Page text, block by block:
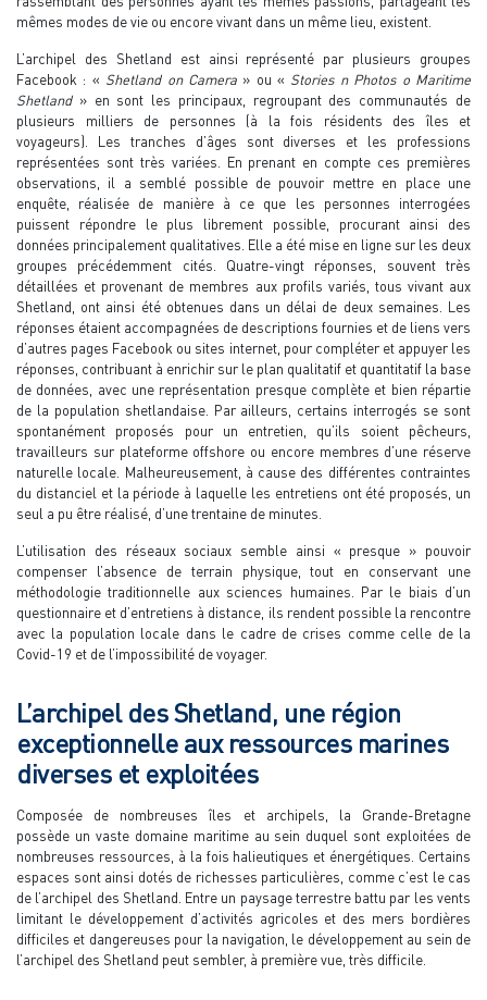
mêmes modes de vie ou encore vivant dans un même lieu, existent.
L’archipel des Shetland est ainsi représenté par plusieurs groupes
Facebook : « Shetland on Camera» ou « Stories n Photos o Maritime
Shetland» en sont les principaux, regroupant des communautés de
plusieurs milliers de personnes (à la fois résidents des îles et
voyageurs). Les tranches d’âges sont diverses et les professions
représentées sont très variées. En prenant en compte ces premières
observations, il a semblé possible de pouvoir mettre en place une
enquête, réalisée de manière à ce que les personnes interrogées
puissent répondre le plus librement possible, procurant ainsi des
données principalement qualitatives. Elle a été mise en ligne sur les deux
groupes précédemment cités. Quatre-vingt réponses, souvent très
détaillées et provenant de membres aux profils variés, tous vivant aux
Shetland, ont ainsi été obtenues dans un délai de deux semaines. Les
réponses étaient accompagnées de descriptions fournies et de liens vers
d’autres pages Facebook ou sites internet, pour compléter et appuyer les
réponses, contribuant à enrichir sur le plan qualitatif et quantitatif la base
de données, avec une représentation presque complète et bien répartie
de la population shetlandaise. Par ailleurs, certains interrogés se sont
spontanément proposés pour un entretien, qu’ils soient pêcheurs,
travailleurs sur plateforme offshore ou encore membres d’une réserve
naturelle locale. Malheureusement, à cause des différentes contraintes
du distanciel et la période à laquelle les entretiens ont été proposés, un
seul a pu être réalisé, d’une trentaine de minutes.
L’utilisation des réseaux sociaux semble ainsi « presque » pouvoir
compenser l’absence de terrain physique, tout en conservant une
méthodologie traditionnelle aux sciences humaines. Par le biais d’un
questionnaire et d’entretiens à distance, ils rendent possible la rencontre
avec la population locale dans le cadre de crises comme celle de la
Covid-19 et de l’impossibilité de voyager.
L’archipel des Shetland, une région
exceptionnelle aux ressources marines
diverses et exploitées
Composée de nombreuses îles et archipels, la Grande-Bretagne
possède un vaste domaine maritime au sein duquel sont exploitées de
nombreuses ressources, à la fois halieutiques et énergétiques. Certains
espaces sont ainsi dotés de richesses particulières, comme c’est le cas
de l’archipel des Shetland. Entre un paysage terrestre battu par les vents
limitant le développement d’activités agricoles et des mers bordières
difficiles et dangereuses pour la navigation, le développement au sein de
l’archipel des Shetland peut sembler, à première vue, très difficile.